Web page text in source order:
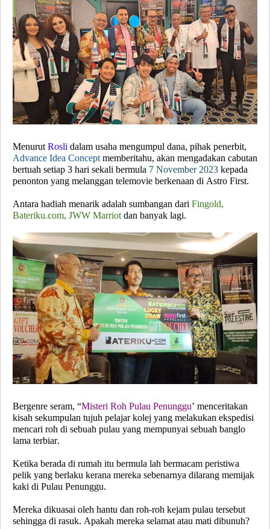
Menurut Rosli dalam usaha mengumpul dana, pihak penerbit,
Advance Idea Concept memberitahu, akan mengadakan cabutan
bertuah setiap 3 hari sekali bermula 7 November 2023 kepada
penonton yang melanggan telemovie berkenaan di Astro First.
Antara hadiah menarik adalah sumbangan dari Fingold,
Bateriku.com, JWW Marriot dan banyak lagi.
Bergenre seram, “Misteri Roh Pulau Penunggu’ menceritakan
kisah sekumpulan tujuh pelajar kolej yang melakukan ekspedisi
mencari roh di sebuah pulau yang mempunyai sebuah banglo
lama terbiar.
Ketika berada di rumah itu bermula lah bermacam peristiwa
pelik yang berlaku kerana mereka sebenarnya dilarang memijak
kaki di Pulau Penunggu.
Mereka dikuasai oleh hantu dan roh-roh kejam pulau tersebut
sehingga di rasuk. Apakah mereka selamat atau mati dibunuh?